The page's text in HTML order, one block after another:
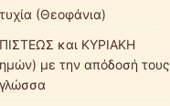
(Θεοφάνια)
και ΚΥΡΙΑΚΗ
με την απόδοσή τους